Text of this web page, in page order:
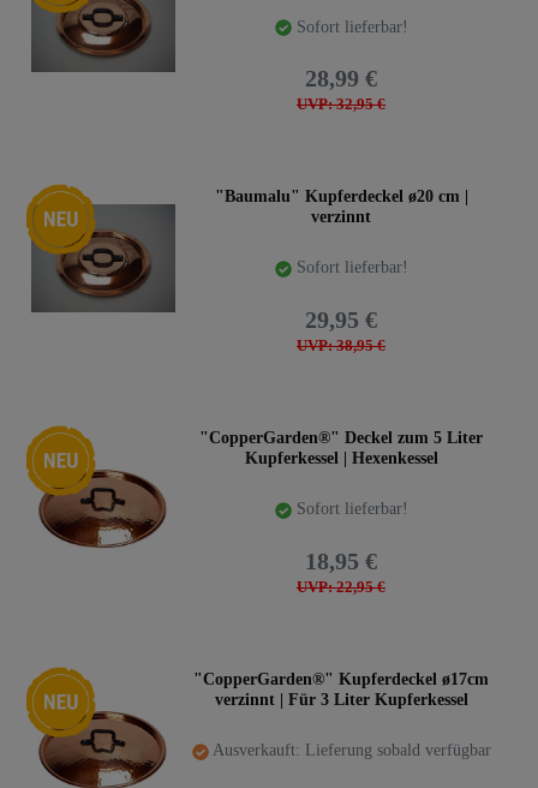
Sofort lieferbar!
UVP: 32,95 €
28,99 €
Neuheit
"Baumalu" Kupferdeckel ø20 cm |
verzinnt
Sofort lieferbar!
UVP: 38,95 €
29,95 €
Neuheit
"CopperGarden®" Deckel zum 5 Liter
Kupferkessel | Hexenkessel
Sofort lieferbar!
UVP: 22,95 €
18,95 €
Neuheit
"CopperGarden®" Kupferdeckel ø17cm
verzinnt | Für 3 Liter Kupferkessel
Ausverkauft: Lieferung sobald verfügbar